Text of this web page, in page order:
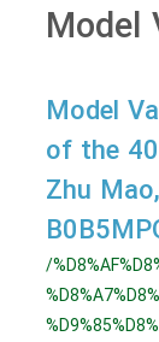
Model
Model
of the
Zhu
/